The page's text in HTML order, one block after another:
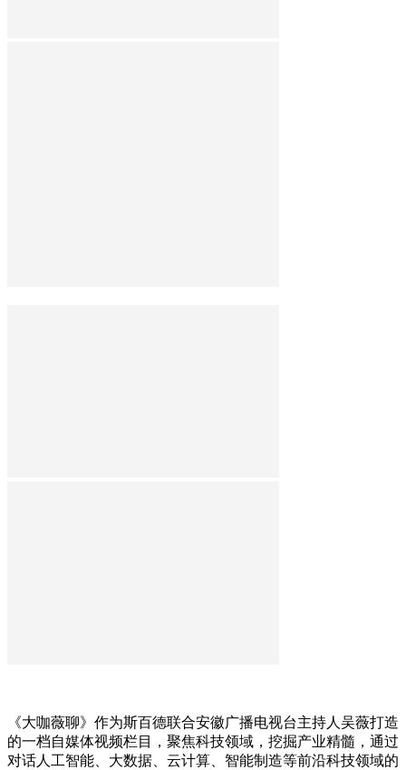
《大咖薇聊》作为斯百德联合安徽广播电视台主持人吴薇打造
的一档自媒体视频栏目，聚焦科技领域，挖掘产业精髓，通过
对话人工智能、大数据、云计算、智能制造等前沿科技领域的